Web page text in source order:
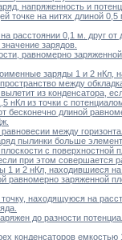
напряженность и
точке на нитях длиной
расстоянии 0,1 м. друг
зарядов.
равномерно
заряды 1 и 2 нКл,
между
из конденсатора,
нКл из точки с
бесконечно длиной
между
пылинки больше
с
при этом совершается
1 и 2 нКл, находившиеся
равномерно заряженной
находящуюся на
до разности
конденсаторов